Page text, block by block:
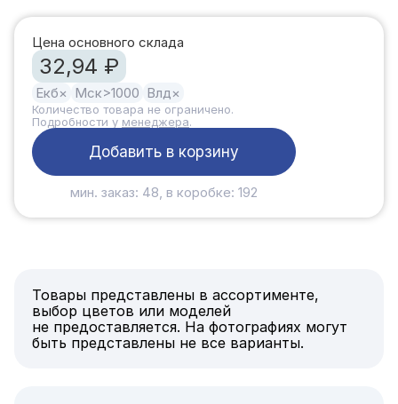
Цена основного склада
32,94 ₽
Екб× Мск>1000 Влд ×
Количество товара не ограничено.
Подробности у менеджера.
Добавить в корзину
мин. заказ: 48, в коробке: 192
Товары представлены в ассортименте,
выбор цветов или моделей
не предоставляется. На фотографиях могут
быть представлены не все варианты.